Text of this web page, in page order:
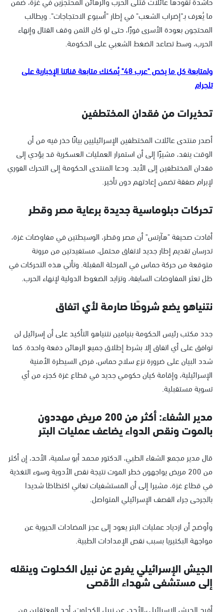
ما يُعرف بـ"إضراب الشعب" في إطار "أسبوع الاحتجاجات". ويطالب
المحتجون بعودة الأسرى فورًا، حتى لو كان الثمن وقف القتال وإنهاء
الحرب، وسط تصاعد الضغط الشعبي على الحكومة.
ولمتابعة كل ما يخص "عرب 48" يُمكنك متابعة قناتنا الإخبارية على
تلجرام
تحذيرات من فقدان المختطفين
أصدر منتدى عائلات المختطفين الإسرائيليين بيانًا حذر فيه من أن
الوقت ينفد، مشيرًا إلى أن استمرار العمليات العسكرية قد يؤدي إلى
فقدان المختطفين إلى الأبد. ودعا المنتدى الحكومة إلى التحرك الفوري
لإبرام صفقة تضمن إعادتهم دون تأخير.
تحركات دبلوماسية جديدة برعاية مصر وقطر
أفادت صحيفة "هآرتس" أن مصر وقطر، الوسيطتين في مفاوضات غزة،
تدرسان تقديم إطار جديد لاتفاق محتمل، مستفيدتين من مرونة
متوقعة من حركة حماس في المرحلة المقبلة. وتأتي هذه التحركات في
ظل تعثر المفاوضات السابقة، وتزايد الضغوط الدولية لإنهاء الحرب.
نتنياهو يضع شروطًا صارمة لأي اتفاق
جدد مكتب رئيس الحكومة بنيامين نتنياهو التأكيد على أن إسرائيل لن
توافق على أي اتفاق إلا بشرط إطلاق جميع الرهائن دفعة واحدة. كما
شدد البيان على ضرورة نزع سلاح حماس، فرض السيطرة الأمنية
الإسرائيلية، وإقامة كيان حكومي جديد في قطاع غزة كجزء من أي
تسوية مستقبلية.
مدير الشفاء: أكثر من 200 مريض مهددون
بالموت ونقص الدواء يضاعف عمليات البتر
قال مدير مجمع الشفاء الطبي، الدكتور محمد أبو سلمية، الأحد، إن أكثر
من 200 مريض يواجهون خطر الموت نتيجة نقص الأدوية وسوء التغذية
في قطاع غزة، مشيرا إلى أن المستشفيات تعاني اكتظاظا شديدا
بالجرحى جراء القصف الإسرائيلي المتواصل.
وأوضح أن ازدياد عمليات البتر يعود إلى عجز المضادات الحيوية عن
مواجهة البكتيريا بسبب نقص الإمدادات الطبية.
الجيش الإسرائيلي يفرج عن نبيل الكحلوت وينقله
إلى مستشفى شهداء الأقصى
أفرج الجيش الإسرائيلي،الأحد، عن نبيل الكحلوت، أحد المعتقلين من